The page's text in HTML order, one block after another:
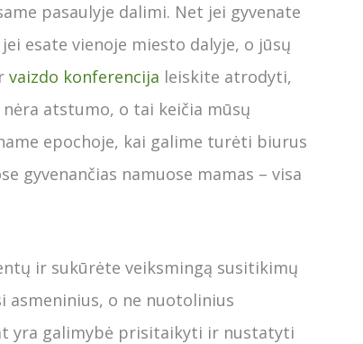
pasaulyje dalimi. Net jei gyvenate
esate vienoje miesto dalyje, o jūsų
vaizdo konferencija leiskite atrodyti,
atstumo, o tai keičia mūsų
epochoje, kai galime turėti biurus
gyvenančias namuose mamas – visa
ir sukūrėte veiksmingą susitikimų
asmeninius, o ne nuotolinius
yra galimybė prisitaikyti ir nustatyti